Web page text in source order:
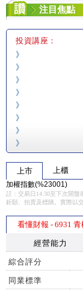
注目焦點
投資講座：
》
》
》
》
》
》
》
》
上市 上櫃
加權指數(%23001)
註：交易日14:30至下次開盤
鉅額、拍賣及標購。實際以
看懂財報 - 6931
經營能力
綜合評分
同業標準